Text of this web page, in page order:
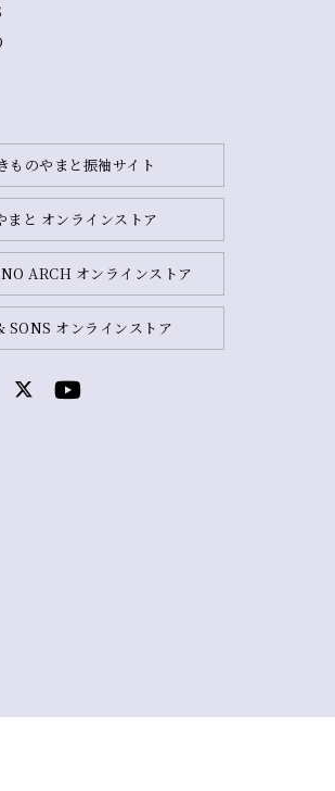
ものやまと振袖サイト
まと オンラインストア
ARCH オンラインストア
SONS オンラインストア